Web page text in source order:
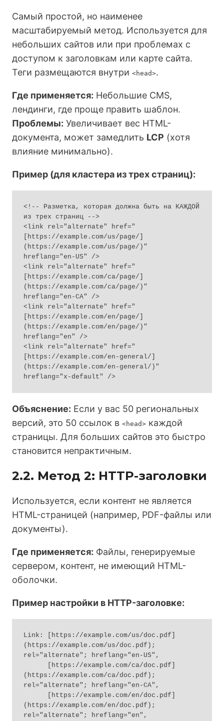
Самый простой, но наименее
масштабируемый метод. Используется для
небольших сайтов или при проблемах с
доступом к заголовкам или карте сайта.
Теги размещаются внутри <head>.
Где применяется: Небольшие CMS,
лендинги, где проще править шаблон.
Проблемы: Увеличивает вес HTML-
документа, может замедлить LCP (хотя
влияние минимально).
Пример (для кластера из трех страниц):
<!-- Разметка, которая должна быть на КАЖДОЙ
из трех страниц -->
<link rel="alternate" href="
[https://example.com/us/page/]
(https://example.com/us/page/)"
hreflang="en-US" />
<link rel="alternate" href="
[https://example.com/ca/page/]
(https://example.com/ca/page/)"
hreflang="en-CA" />
<link rel="alternate" href="
[https://example.com/en/page/]
(https://example.com/en/page/)"
hreflang="en" />
<link rel="alternate" href="
[https://example.com/en-general/]
(https://example.com/en-general/)"
Объяснение: Если у вас 50 региональных
версий, это 50 ссылок в <head> каждой
страницы. Для больших сайтов это быстро
становится непрактичным.
2.2. Метод 2: HTTP-заголовки
Используется, если контент не является
HTML-страницей (например, PDF-файлы или
документы).
Где применяется: Файлы, генерируемые
сервером, контент, не имеющий HTML-
оболочки.
Пример настройки в HTTP-заголовке:
Link: [https://example.com/us/doc.pdf]
(https://example.com/us/doc.pdf);
rel="alternate"; hreflang="en-US",
(https://example.com/ca/doc.pdf);
rel="alternate"; hreflang="en-CA",
(https://example.com/en/doc.pdf);
rel="alternate"; hreflang="en",